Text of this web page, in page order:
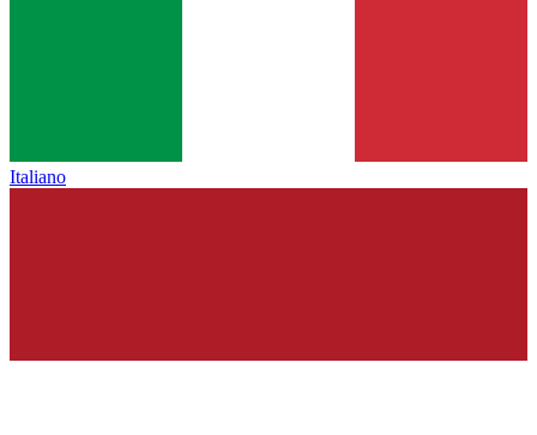
Italiano